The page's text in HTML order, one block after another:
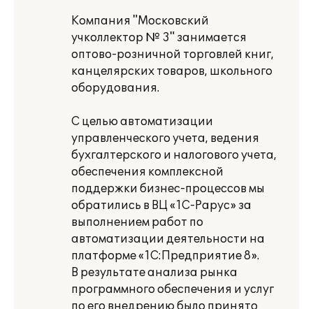
Компания "Московский
учколлектор № 3" занимается
оптово-розничной торговлей книг,
канцелярских товаров, школьного
оборудования.
С целью автоматизации
управленческого учета, ведения
бухгалтерского и налогового учета,
обеспечения комплексной
поддержки бизнес-процессов мы
обратились в ВЦ «1С-Рарус» за
выполнением работ по
автоматизации деятельности на
платформе «1С:Предприятие 8».
В результате анализа рынка
программного обеспечения и услуг
по его внедрению было принято